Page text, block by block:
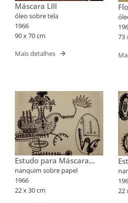
Máscara LIII
óleo sobre tela
1966
90 x 70 cm
Mais detalhes
73
Estudo para Máscara
XLV
nanquim sobre papel
1966
22 x 30 cm
22